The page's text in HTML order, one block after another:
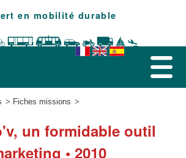
en mobilité durable
Fiches missions
un formidable outil
• 2010